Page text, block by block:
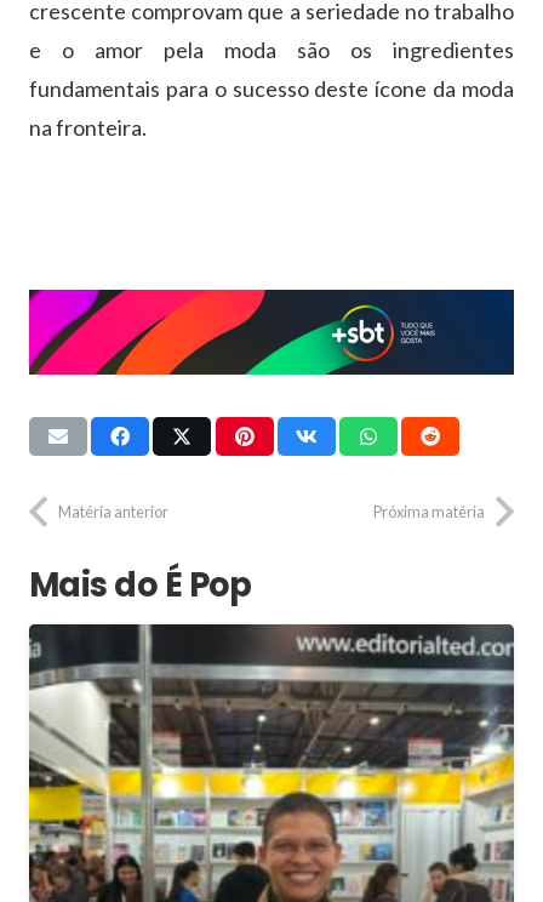
crescente comprovam que a seriedade no trabalho
e o amor pela moda são os ingredientes
fundamentais para o sucesso deste ícone da moda
na fronteira.
Matéria anterior Próxima matéria
Mais do É Pop